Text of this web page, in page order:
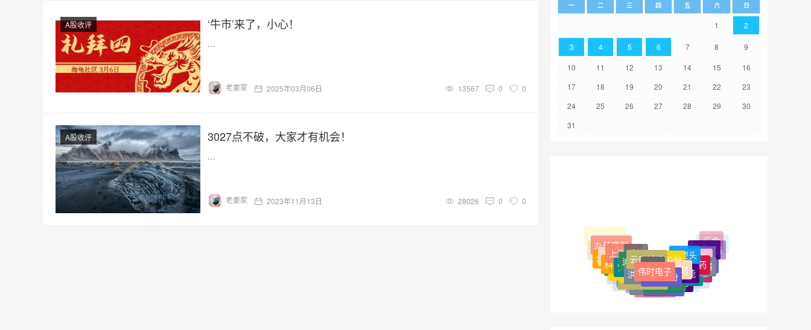
A股收评 ‘牛市’来了，小心！
…
老姜家 2025年03月06日 13567 0 0
A股收评 3027点不破，大家才有机会！
…
老姜家 2023年11月13日 28026 0 0
一 二 三 四 五 六 日
1 2
3 4 5 6 7 8
9
10
11 12 13 14 15
16
17
18 19 20 21 22
23
24
25 26 27 28 29
30
31
价值
涨停板
过左峰
假突破
单阳不破
天量不破
基金
公募基金
基民
深证成指
美元
美联储
国债
富士康
苹果
比亚迪
华为
立讯精密
欧菲光
芯片
缺口
宏英智能
昀冢科技
汇金
李佳琦
养老金
VPN
翻墙
油管
YouTube
twitter
北特科技
十面埋伏 变盘日
万科
保利发展
中海地产
招商蛇口
华润置地
地产
科华数据
上升楔形
上涨5浪 西藏天路
景峰医药
达华智能
南兴股份
洪都航空
雷科防务
迪生力
云南城投鹏翎股份
通威股份
天安新材
伟时电子
美债